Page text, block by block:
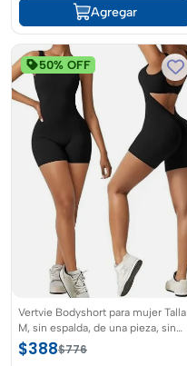
Agregar
50% OFF
Vertvie Bodyshort para mujer Talla
M, sin espalda, de una pieza, sin
mangas, control de abdomen
$388$776